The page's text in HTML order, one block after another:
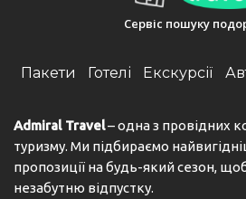
check-in please contact the property at
using the information on the booking
planning to arrive after 6:00 PM please
advance using the information on the
must contact the property for check-in
Сервіс пошуку
Пакети Готелі Екскурсії
Admiral Travel– одна з провідних
туризму. Ми підбираємо
пропозиції на будь-який сезон,
незабутню відпустку.